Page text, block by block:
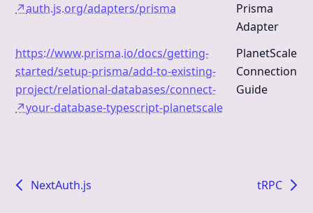
Prisma
Adapter
auth.js.org/adapters/prisma
↗
PlanetScale
Connection
Guide
https://www.prisma.io/docs/getting-
started/setup-prisma/add-to-existing-
project/relational-databases/connect-
your-database-typescript-planetscale
↗
tRPC
NextAuth.js